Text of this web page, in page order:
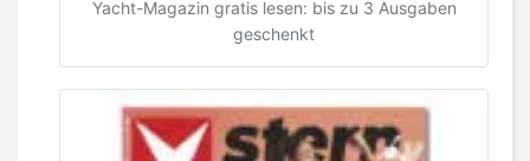
Yacht-Magazin gratis lesen: bis zu 3 Ausgaben
geschenkt